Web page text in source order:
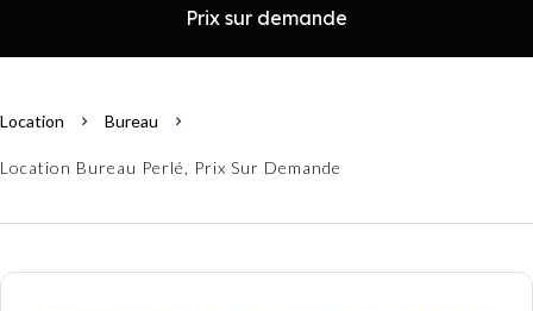
Prix sur demande
Location Bureau
Location Bureau Perlé, Prix Sur Demande